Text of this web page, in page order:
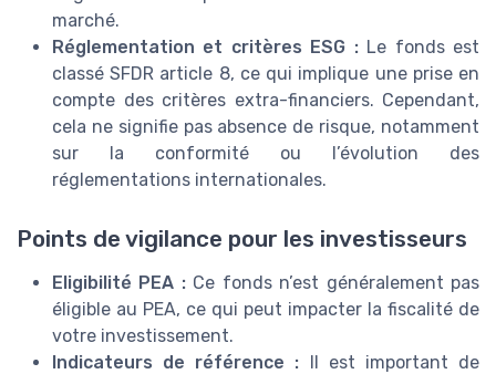
marché.
Réglementation et critères ESG :Le fonds est
classé SFDR article 8, ce qui implique une prise en
compte des critères extra-financiers. Cependant,
cela ne signifie pas absence de risque, notamment
sur la conformité ou l’évolution des
réglementations internationales.
Points de vigilance pour les investisseurs
Eligibilité PEA :Ce fonds n’est généralement pas
éligible au PEA, ce qui peut impacter la fiscalité de
votre investissement.
Indicateurs de référence : Il est important de